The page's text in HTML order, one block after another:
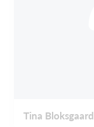
Tina Bloksgaard